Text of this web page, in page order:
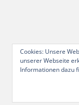
Cookies: Unsere
unserer Webseite
Informationen dazu